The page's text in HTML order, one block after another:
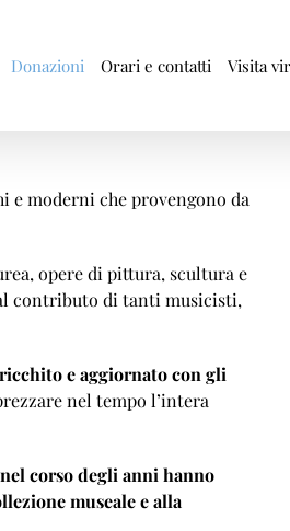
Donazioni Orari e contatti Visita
moderni che provengono da
opere di pittura, scultura e
contributo di tanti musicisti,
e aggiornato con gli
nel tempo l’intera
corso degli anni hanno
museale e alla